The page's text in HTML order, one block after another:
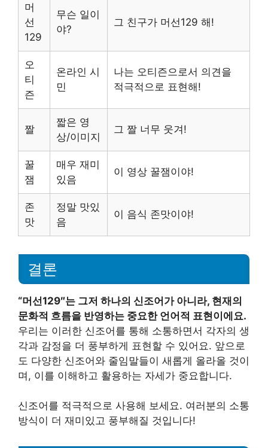
머
선
129
무슨 일이
야?
그 친구가 머선129 해!
오
티
즌
온라인 시
민
나는 오티즌으로서 의견을
적극적으로 표현해!
짤
짧은 영
상/이미지
그 짤 너무 웃겨!
꿀
잼
매우 재미
있음
이 영상 꿀잼이야!
존
맛
정말 맛있
음
이 음식 존맛이야!
결론
“머선129″는 그저 하나의 신조어가 아니라, 현재의
문화적 흐름을 반영하는 중요한 언어적 표현이에요.
우리는 이러한 신조어를 통해 소통하면서 각자의 생
각과 감정을 더 풍부하게 표현할 수 있어요. 앞으로
도 다양한 신조어와 줄임말들이 새롭게 올라올 것이
며, 이를 이해하고 활용하는 자세가 중요합니다.
신조어를 적극적으로 사용해 보세요. 여러분의 소통
방식이 더 재미있고 풍부해질 것입니다!